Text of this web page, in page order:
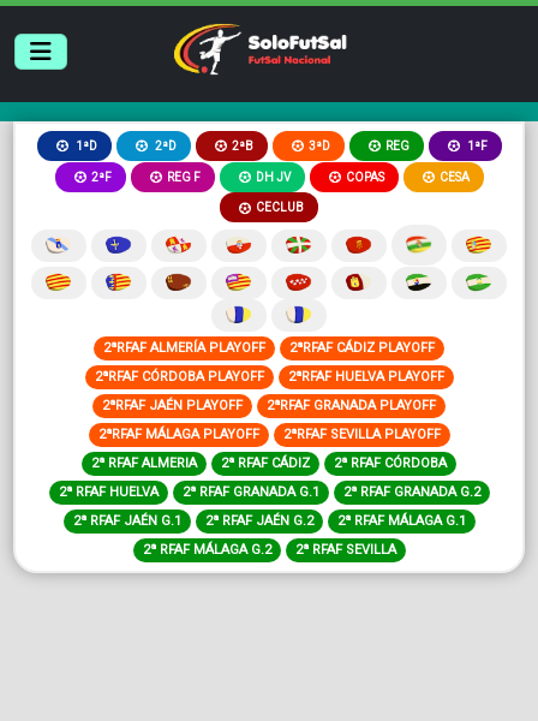
1ªD 2ªD 2ªB 3ªD REG 1ªF
2ªF REG F DH JV COPAS CESA
CECLUB
2ªRFAF ALMERÍA PLAYOFF
2ªRFAF CÁDIZ PLAYOFF
2ªRFAF CÓRDOBA PLAYOFF
2ªRFAF HUELVA PLAYOFF
2ªRFAF JAÉN PLAYOFF
2ªRFAF GRANADA PLAYOFF
2ªRFAF MÁLAGA PLAYOFF
2ªRFAF SEVILLA PLAYOFF
2ª RFAF ALMERIA
2ª RFAF CÁDIZ
2ª RFAF CÓRDOBA
2ª RFAF HUELVA
2ª RFAF GRANADA G.1
2ª RFAF GRANADA G.2
2ª RFAF JAÉN G.1
2ª RFAF JAÉN G.2
2ª RFAF MÁLAGA G.1
2ª RFAF MÁLAGA G.2
2ª RFAF SEVILLA